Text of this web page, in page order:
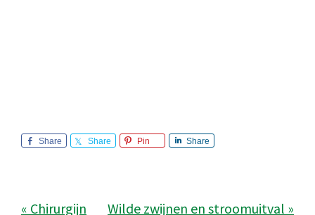
Share Share Pin Share
« Chirurgijn Wilde zwijnen en stroomuitval »